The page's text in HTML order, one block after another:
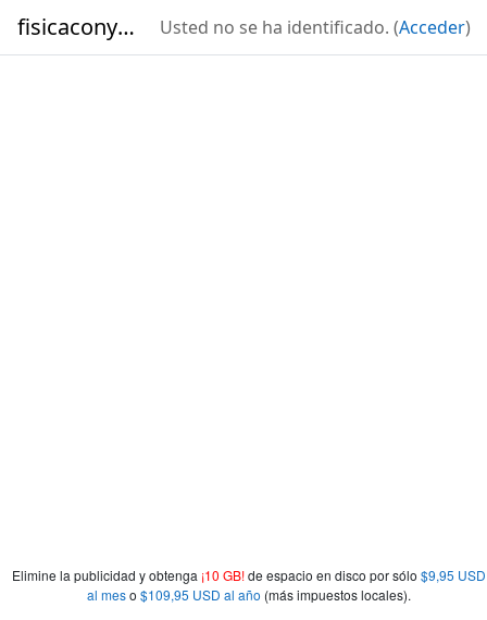
Elimine la publicidad y obtenga ¡10 GB!de espacio en disco por sólo $9,95 USD
al meso $109,95 USD al año (más impuestos locales).
fisicaconyirsen Usted no se ha identificado. (Acceder)